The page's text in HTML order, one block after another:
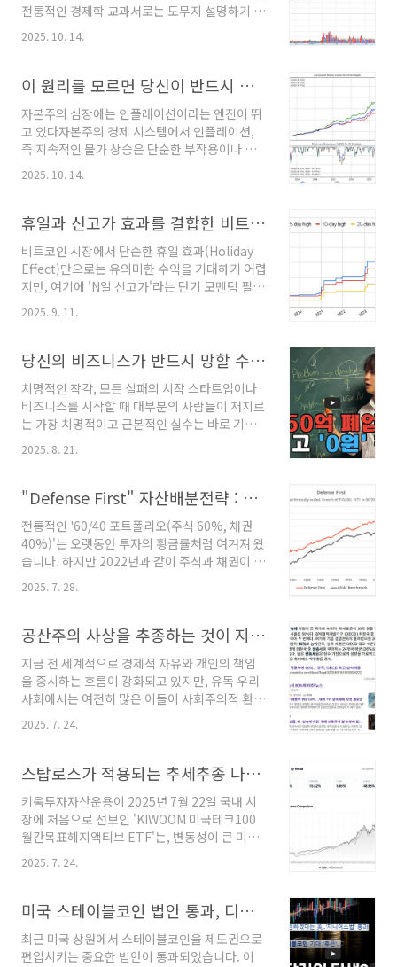
지갑에서, 그것도 당신이 눈치채지 못하는 사이
에 훨씬 더 큰돈을 빼내 가기 위한 미끼에 불과하
채를 발행하여 마련한 재원으로 국민에게 현금을
살포하는 ..
전통적인 경제학 교과서로는 도무지 설명하기 어
려운 움직임입니다. 아니, 오히려 교과서의 가르
침과는 정반대의 상황이 펼쳐지고 있다고 해야
대로 움직이는 것으로 알려져 왔습니다.이자를
주는 채권이나 예금과 달리 금은 보유하고 있어
도 아무런 이자가 붙지 않기 때문에, 금리가 높아
지면 금을 보유하는 것에 대한 기회비용이 커져
금의 매력도가 떨어지는 것이 당연한 이치였습니
다. 하지만 지금 시장은 어떤가요? 미국 연방준비
않고 천정부지로 치솟고 있습니다."아니, 금리가
이렇게 높은..
2025. 10. 14.
이 원리를 모르면 당신이 반드시 거지가 되는 이유
자본주의 심장에는 인플레이션이라는 엔진이 뛰
고 있다자본주의 경제 시스템에서 인플레이션,
즉 지속적인 물가 상승은 단순한 부작용이나 오
연적으로 요구되는 핵심적인 메커니즘입니다. 이
되는데, 중앙은행과 시중은행이 끊임없이 새로운
돈(신용)을 창조하는 과정 자체가 부채의 증가를
전제로 하기 때문이지요.이 과정에서 늘어난 통
화량은 돈의 가치를 희석시켜 물가를 밀어 올리
는 근본적인 동력이 됩니다. 바로 이러한 구조 때
문에, 기업의 명목적 가치와 실물 자산을 대변하
이루는 채무 관계 그 자체를 상품화한 채권은, 단
기적인 등락은 있..
2025. 10. 14.
휴일과 신고가 효과를 결합한 비트코인 트레이딩 전략
비트코인 시장에서 단순한 휴일 효과(Holiday
Effect)만으로는 유의미한 수익을 기대하기 어렵
지만, 여기에 'N일 신고가'라는 단기 모멘텀 필터
하는 강력한 트레이딩 시그널이 탄생합니다. 전
전 가격 상승 현상은 비트코인에 단독으로 적용
했을 때 그 효과가 미미하거나 거의 없었습니다.
하지만 휴일 기간 동안 여유 시간이 많아진 개인
투자자들의 관심이 집중되는 시점에, 비트코인
가격이 단기 고점을 돌파하는 모멘텀이 발생하
면, 이 두 가지 요소가 강력한 시너지를 일으켜 폭
적인 이례 현상인 '휴일 효과'의 개념과 전통 시장
에서의 ..
2025. 9. 11.
당신의 비즈니스가 반드시 망할 수 밖에 없는 이유와 확실한 해결책
치명적인 착각, 모든 실패의 시작 스타트업이나
비즈니스를 시작할 때 대부분의 사람들이 저지르
는 가장 치명적이고 근본적인 실수는 바로 기술
력 부족이 아닙니다. 우리를 실패로 이끄는 것은
압도적으로 단 한 가지, 바로 ‘내가 기똥차다고 생
것’이라는 아무런 근거 없는 믿음입니다.창업자
열정과 확신에 차 있지만, 정작 그 아이디어를 돈
을 내고 구매해야 할 고객들은 아무런 관심이 없
거나 전혀 필요성을 느끼지 못한다는 냉혹한 현
실을 창업 초기에 진지하게 고민하지 않습니다.
우리는 흔히 내가 보기에 좋은 아이디어는 남들
눈에도 당연히 좋아 보..
2025. 8. 21.
"Defense First" 자산배분전략 : 방어 자산 모멘텀을 활용한 혁신적 동적 자산배분 전략
전통적인 '60/40 포트폴리오(주식 60%, 채권
40%)'는 오랫동안 투자의 황금률처럼 여겨져 왔
습니다. 하지만 2022년과 같이 주식과 채권이 동
시에 무너지는 시장 상황을 겪으며, 이러한 전통
적인 자산 배분 전략의 한계가 명확히 드러났습
적으로 방어하면서도 성장 잠재력을 놓치지 않을
대적 요구 속에서, 기존의 투자 패러다임을 완전
히 뒤집는 혁신적인 접근법이 주목받고 있습니
다. 바로 토마스 칼슨(Thomas Carlson)이 그
의 논문 "Defense First: A Multi-Asset
2025. 7. 28.
공산주의 사상을 추종하는 것이 지능의 문제인 이유
지금 전 세계적으로 경제적 자유와 개인의 책임
을 중시하는 흐름이 강화되고 있지만, 유독 우리
사회에서는 여전히 많은 이들이 사회주의적 환상
에 빠져 있고, 정부에서도 정권이 바뀌기 무섭게
엄청난 공산주의 정책들을 쏟아내며 나라가 급격
들 중에도 "강력한 대기업 규제와 부자 증세로 막
대한 부를 거두어 모두에게 공평하게 나누어 주
면, 다 함께 잘 사는 유토피아가 오지 않을까?"라
고 생각하는 분들이 적지 않을 겁니다. 이런 주장
은 언뜻 들으면 매우 선하고 도덕적인 것처럼 포
장되어 있지요.하지만 단언컨대, 이는 실현 불가
의와 공산주의가 선악이나 도덕의 문제가 아닌,
근본적인 ..
2025. 7. 24.
스탑로스가 적용되는 추세추종 나스닥 ETF, KIWOOM 미국테크100월간목표헤지액티브 ETF 출시!
키움투자자산운용이 2025년 7월 22일 국내 시
장에 처음으로 선보인 'KIWOOM 미국테크100
월간목표헤지액티브 ETF'는, 변동성이 큰 미국
효과적으로 방어하고자 하는 투자자들을 위한 혁
은 '프로텍티브 풋(Protective Put)' 전략을 실
제 옵션을 매수하지 않고 주식과 채권 비중 조절
만으로 복제(Replication)하여 구현했다는 점
이며, 이러한 방식을 ETF에 적용한 것은 전 세계
2025. 7. 24.
미국 스테이블코인 법안 통과, 디지털 달러 시대의 서막
최근 미국 상원에서 스테이블코인을 제도권으로
편입시키는 중요한 법안이 통과되었습니다. 이